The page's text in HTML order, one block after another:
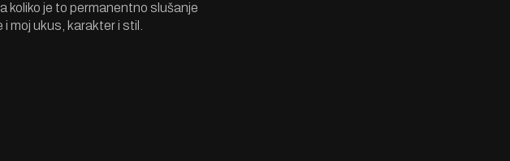
koliko je to permanentno slušanje
moj ukus, karakter i stil.